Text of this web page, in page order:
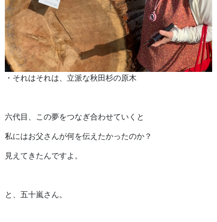
・それはそれは、立派な秋田杉の原木
六代目、この夢をつなぎ合わせていくと
私にはお父さんが何を伝えたかったのか？
見えてきたんですよ。
と、五十嵐さん。